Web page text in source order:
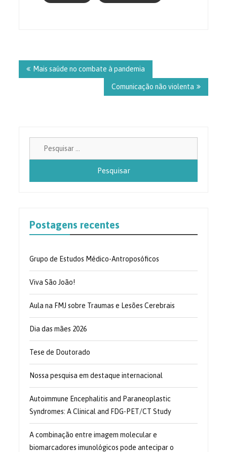
de
Post
Mais saúde no combate à pandemia
Comunicação não violenta
Postagens recentes
Grupo de Estudos Médico-Antroposóficos
Viva São João!
Aula na FMJ sobre Traumas e Lesões Cerebrais
Dia das mães 2026
Tese de Doutorado
Nossa pesquisa em destaque internacional
Autoimmune Encephalitis and Paraneoplastic
Syndromes: A Clinical and FDG-PET/CT Study
A combinação entre imagem molecular e
biomarcadores imunológicos pode antecipar o